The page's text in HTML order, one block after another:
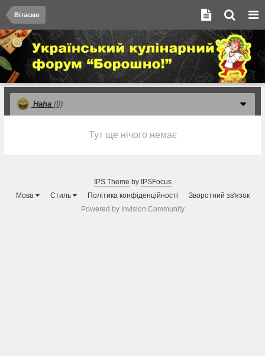
Вітаємо
Haha (0)
Тут ще нічого немає
IPS Theme by IPSFocus
Мова
Стиль Політика конфіденційності
Зворотний зв'язок
Powered by Invision Community